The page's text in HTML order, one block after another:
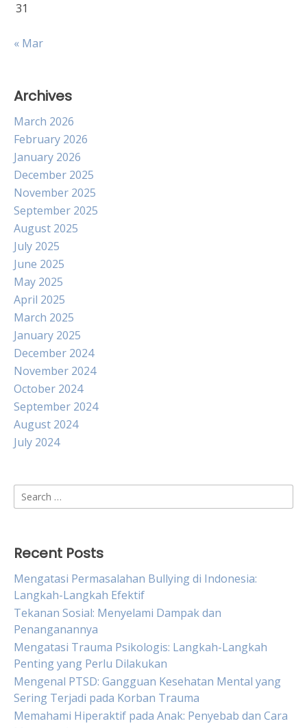
31
« Mar
Archives
March 2026
February 2026
January 2026
December 2025
November 2025
September 2025
August 2025
July 2025
June 2025
May 2025
April 2025
March 2025
January 2025
December 2024
November 2024
October 2024
September 2024
August 2024
July 2024
Search
for:
Recent Posts
Mengatasi Permasalahan Bullying di Indonesia:
Langkah-Langkah Efektif
Tekanan Sosial: Menyelami Dampak dan
Penanganannya
Mengatasi Trauma Psikologis: Langkah-Langkah
Penting yang Perlu Dilakukan
Mengenal PTSD: Gangguan Kesehatan Mental yang
Sering Terjadi pada Korban Trauma
Memahami Hiperaktif pada Anak: Penyebab dan Cara